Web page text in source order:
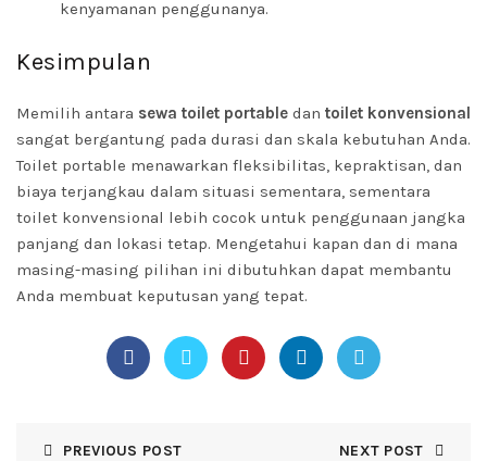
kenyamanan penggunanya.
Kesimpulan
Memilih antara sewa toilet portable dan toilet konvensional
sangat bergantung pada durasi dan skala kebutuhan Anda.
Toilet portable menawarkan fleksibilitas, kepraktisan, dan
biaya terjangkau dalam situasi sementara, sementara
toilet konvensional lebih cocok untuk penggunaan jangka
panjang dan lokasi tetap. Mengetahui kapan dan di mana
masing-masing pilihan ini dibutuhkan dapat membantu
Anda membuat keputusan yang tepat.
PREVIOUS POST NEXT POST